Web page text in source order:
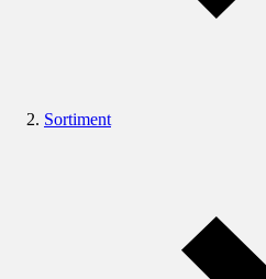
Sortiment